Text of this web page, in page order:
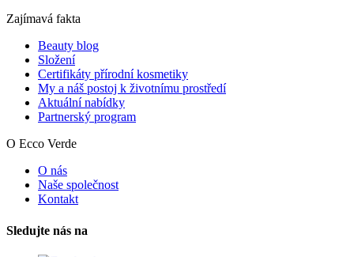
Zajímavá fakta
Beauty blog
Složení
Certifikáty přírodní kosmetiky
My a náš postoj k životnímu prostředí
Aktuální nabídky
Partnerský program
O Ecco Verde
O nás
Naše společnost
Kontakt
Sledujte nás na